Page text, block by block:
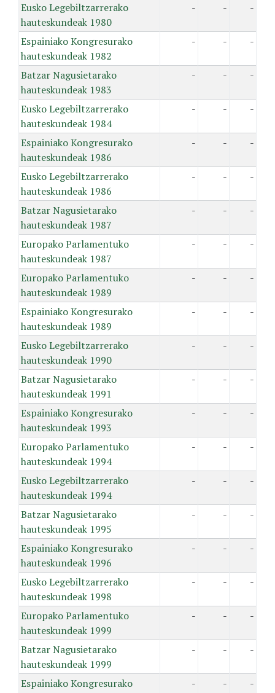
Eusko Legebiltzarrerako
hauteskundeak 1980
- - -
Espainiako Kongresurako
hauteskundeak 1982
- - -
Batzar Nagusietarako
hauteskundeak 1983
- - -
Eusko Legebiltzarrerako
hauteskundeak 1984
- - -
Espainiako Kongresurako
hauteskundeak 1986
- - -
Eusko Legebiltzarrerako
hauteskundeak 1986
- - -
Batzar Nagusietarako
hauteskundeak 1987
- - -
Europako Parlamentuko
hauteskundeak 1987
- - -
Europako Parlamentuko
hauteskundeak 1989
- - -
Espainiako Kongresurako
hauteskundeak 1989
- - -
Eusko Legebiltzarrerako
hauteskundeak 1990
- - -
Batzar Nagusietarako
hauteskundeak 1991
- - -
Espainiako Kongresurako
hauteskundeak 1993
- - -
Europako Parlamentuko
hauteskundeak 1994
- - -
Eusko Legebiltzarrerako
hauteskundeak 1994
- - -
Batzar Nagusietarako
hauteskundeak 1995
- - -
Espainiako Kongresurako
hauteskundeak 1996
- - -
Eusko Legebiltzarrerako
hauteskundeak 1998
- - -
Europako Parlamentuko
hauteskundeak 1999
- - -
Batzar Nagusietarako
hauteskundeak 1999
- - -
Espainiako Kongresurako
- - -